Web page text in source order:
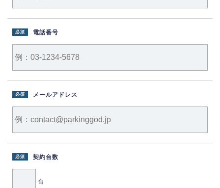
電話番号
必須
メールアドレス
必須
契約台数
必須
台